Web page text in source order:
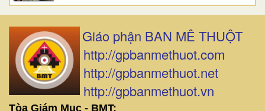
Giáo phận BAN MÊ THUỘT
http://gpbanmethuot.com
http://gpbanmethuot.net
http://gpbanmethuot.vn
Tòa Giám Mục - BMT: